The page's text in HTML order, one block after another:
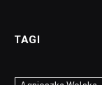
TAGI